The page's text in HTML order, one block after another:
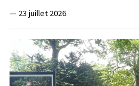
— 23 juillet 2026